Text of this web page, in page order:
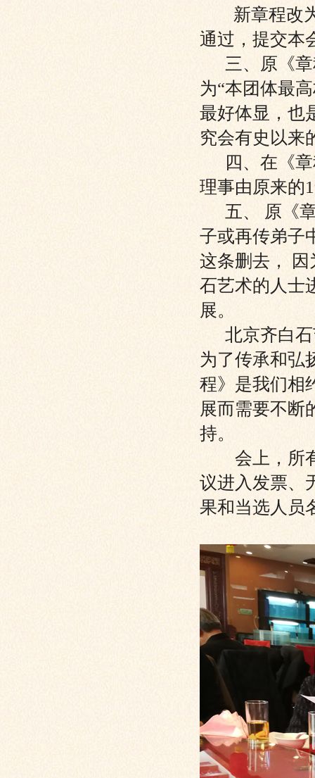
新章程改为
通过，提交本
三、原《章
为“本团体最
最好体显，也
究会有史以来
四、在《章
理事由原来的
五、 原《章
子或再传弟子
这条删去，
石艺术的人士
展。
北京齐白石
为了传承和弘
程》是我们相
展而需要不断
持。
会上，所有
议进入发票、
果和当选人员